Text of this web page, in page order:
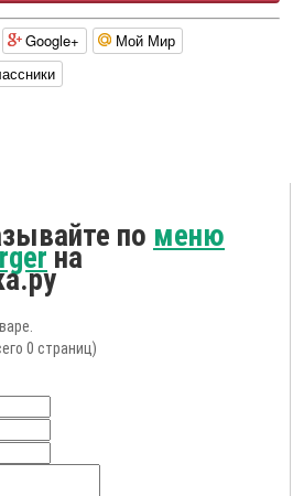
Google+
Мой Мир
по меню
на
0 страниц)